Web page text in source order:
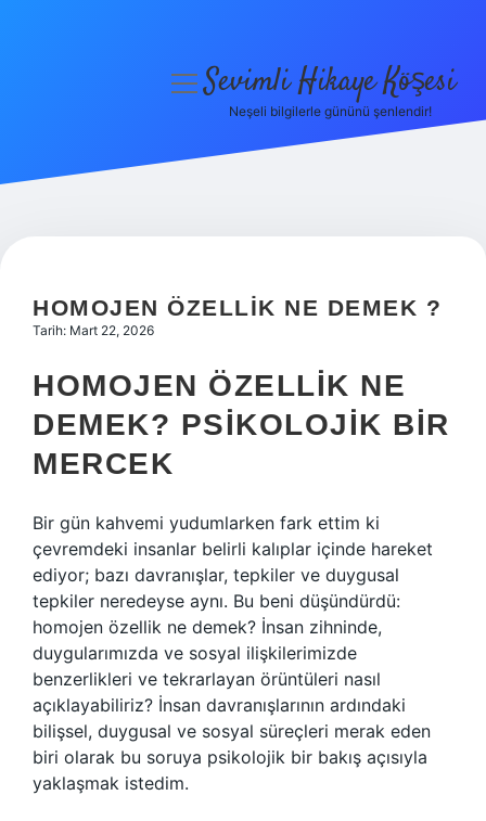
Hakkımızda
menüyüSevimli Hikaye Köşesi
Neşeli bilgilerle gününü şenlendir!
HOMOJEN ÖZELLIK NE DEMEK ?
Tarih: Mart 22, 2026
HOMOJEN ÖZELLIK NE
DEMEK? PSIKOLOJIK BIR
MERCEK
Bir gün kahvemi yudumlarken fark ettim ki
çevremdeki insanlar belirli kalıplar içinde hareket
ediyor; bazı davranışlar, tepkiler ve duygusal
tepkiler neredeyse aynı. Bu beni düşündürdü:
homojen özellik ne demek? İnsan zihninde,
duygularımızda ve sosyal ilişkilerimizde
benzerlikleri ve tekrarlayan örüntüleri nasıl
açıklayabiliriz? İnsan davranışlarının ardındaki
bilişsel, duygusal ve sosyal süreçleri merak eden
biri olarak bu soruya psikolojik bir bakış açısıyla
yaklaşmak istedim.